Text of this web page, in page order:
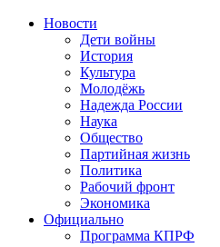
Новости
Дети войны
История
Культура
Молодёжь
Надежда России
Наука
Общество
Партийная жизнь
Политика
Рабочий фронт
Экономика
Официально
Программа КПРФ